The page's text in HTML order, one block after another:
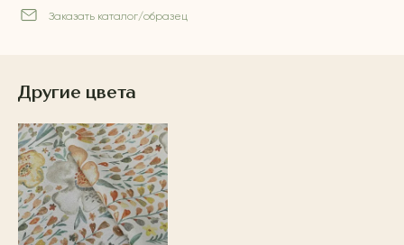
Заказать каталог/образец
Другие цвета